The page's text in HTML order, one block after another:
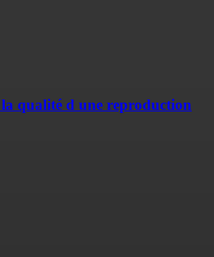
qualité d une reproduction